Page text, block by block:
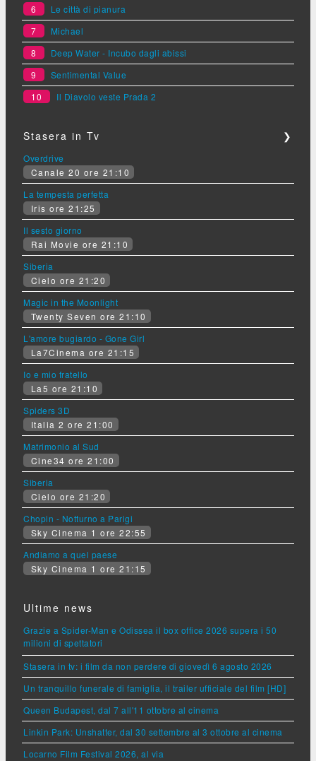
6
Le città di pianura
7
Michael
8
Deep Water - Incubo dagli abissi
9
Sentimental Value
10
Il Diavolo veste Prada 2
Stasera in Tv ❯
Overdrive
Canale 20 ore 21:10
La tempesta perfetta
Iris ore 21:25
Il sesto giorno
Rai Movie ore 21:10
Siberia
Cielo ore 21:20
Magic in the Moonlight
Twenty Seven ore 21:10
L'amore bugiardo - Gone Girl
La7Cinema ore 21:15
Io e mio fratello
La5 ore 21:10
Spiders 3D
Italia 2 ore 21:00
Matrimonio al Sud
Cine34 ore 21:00
Siberia
Cielo ore 21:20
Chopin - Notturno a Parigi
Sky Cinema 1 ore 22:55
Andiamo a quel paese
Sky Cinema 1 ore 21:15
Ultime news
Grazie a Spider-Man e Odissea il box office 2026 supera i 50
milioni di spettatori
Stasera in tv: i film da non perdere di giovedì 6 agosto 2026
Un tranquillo funerale di famiglia, il trailer ufficiale del film [HD]
Queen Budapest, dal 7 all'11 ottobre al cinema
Linkin Park: Unshatter, dal 30 settembre al 3 ottobre al cinema
Locarno Film Festival 2026, al via